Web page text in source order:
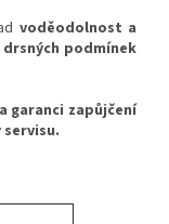
voděodolnost a
podmínek
garanci zapůjčení